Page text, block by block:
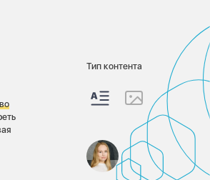
Тип контента